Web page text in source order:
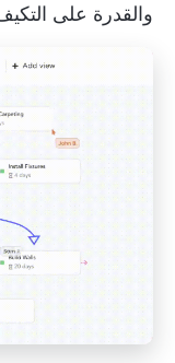
والقدرة على